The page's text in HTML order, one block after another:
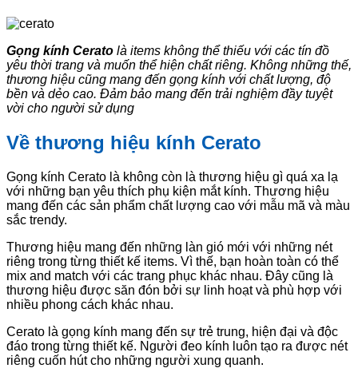
Gọng kính Cerato là items không thể thiếu với các tín đồ
yêu thời trang và muốn thể hiện chất riêng. Không những thế,
thương hiệu cũng mang đến gọng kính với chất lượng, độ
bền và dẻo cao. Đảm bảo mang đến trải nghiệm đầy tuyệt
vời cho người sử dụng
Về thương hiệu kính Cerato
Gọng kính Cerato là không còn là thương hiệu gì quá xa lạ
với những bạn yêu thích phụ kiện mắt kính. Thương hiệu
mang đến các sản phẩm chất lượng cao với mẫu mã và màu
sắc trendy.
Thương hiệu mang đến những làn gió mới với những nét
riêng trong từng thiết kế items. Vì thế, bạn hoàn toàn có thể
mix and match với các trang phục khác nhau. Đây cũng là
thương hiệu được săn đón bởi sự linh hoạt và phù hợp với
nhiều phong cách khác nhau.
Cerato là gọng kính mang đến sự trẻ trung, hiện đại và độc
đáo trong từng thiết kế. Người đeo kính luôn tạo ra được nét
riêng cuốn hút cho những người xung quanh.